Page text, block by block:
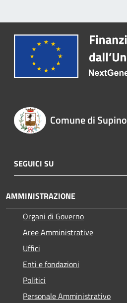
Comune di Supino
SEGUICI SU
AMMINISTRAZIONE
Organi di Governo
Aree Amministrative
Uffici
Enti e fondazioni
Politici
Personale Amministrativo